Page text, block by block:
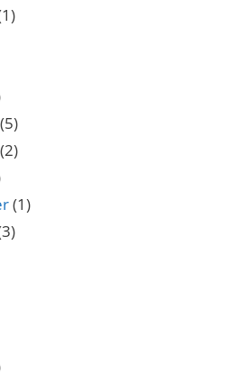
(5)
(2)
(1)